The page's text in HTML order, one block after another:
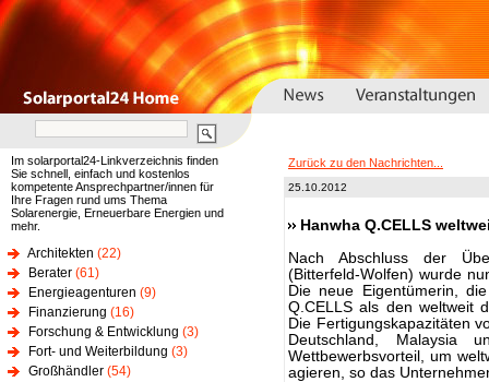
Im solarportal24-Linkverzeichnis finden
Sie schnell, einfach und kostenlos
kompetente Ansprechpartner/innen für
Ihre Fragen rund ums Thema
Solarenergie, Erneuerbare Energien und
mehr.
Architekten (22)
Berater (61)
Energieagenturen (9)
Finanzierung (16)
Forschung & Entwicklung (3)
Fort- und Weiterbildung (3)
Großhändler (54)
Zurück zu den Nachrichten...
25.10.2012
Hanwha Q.CELLS
Nach Abschluss der
(Bitterfeld-Wolfen) wurde
Die neue Eigentümerin,
Q.CELLS als den weltweit
Die Fertigungskapazitäten
Deutschland,
Wettbewerbsvorteil, um
agieren, so das